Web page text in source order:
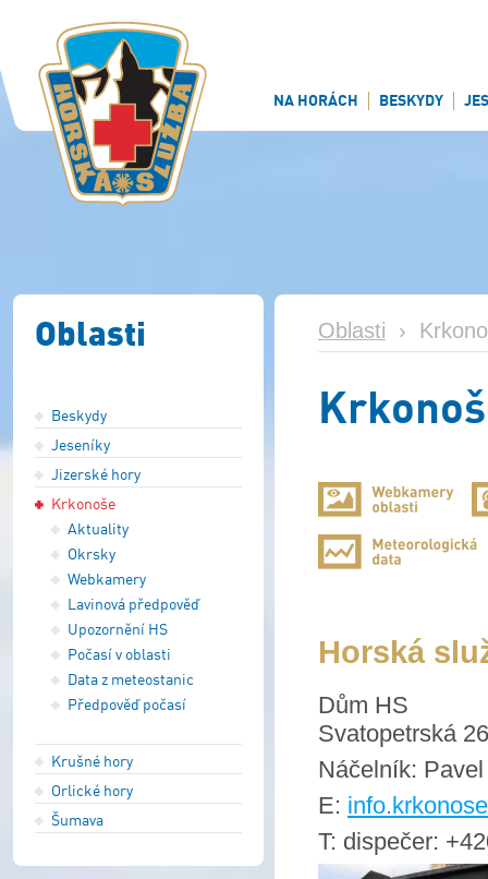
NA HORÁCH BESKYDY
Oblasti
Beskydy
Jeseníky
Jizerské hory
Krkonoše
Aktuality
Okrsky
Webkamery
Lavinová předpověď
Upozornění HS
Počasí v oblasti
Data z meteostanic
Předpověď počasí
Krušné hory
Orlické hory
Šumava
Oblasti ›
Horská
Dům HS
Svatopetrská
Náčelník:
E:
T: dispečer: